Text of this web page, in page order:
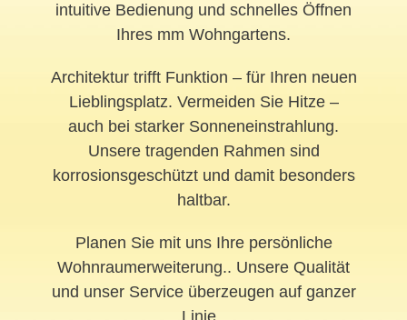
intuitive Bedienung und schnelles Öffnen
Ihres mm Wohngartens.
Architektur trifft Funktion – für Ihren neuen
Lieblingsplatz. Vermeiden Sie Hitze –
auch bei starker Sonneneinstrahlung.
Unsere tragenden Rahmen sind
korrosionsgeschützt und damit besonders
haltbar.
Planen Sie mit uns Ihre persönliche
Wohnraumerweiterung.. Unsere Qualität
und unser Service überzeugen auf ganzer